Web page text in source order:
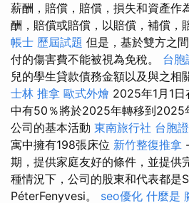
薪酬，賠償，賠償，損失和資產作
酬，賠償或賠償，以賠償，補償，
帳士 歷屆試題 但是，基於雙方之
付的傷害費不能被視為免稅。 台胞
兒的學生貸款債務金額以及與之相
士林 推拿 歐式外燴 2025年1月1
中有50％將於2025年轉移到2025
公司的基本活動 東南旅行社 台胞證
寓中擁有198張床位 新竹整復推拿
期，提供家庭友好的條件，並提供
種情況下，公司的股東和代表都是
PéterFenyvesi。 seo優化 什麼是